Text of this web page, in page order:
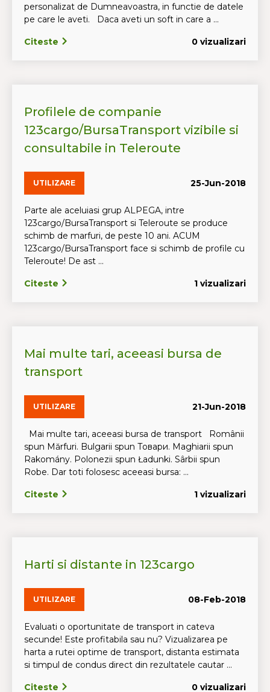
personalizat de Dumneavoastra, in functie de datele
pe care le aveti. Daca aveti un soft in care a ...
Citeste 0 vizualizari
Profilele de companie
123cargo/BursaTransport vizibile si
consultabile in Teleroute
UTILIZARE 25-Jun-2018
Parte ale aceluiasi grup ALPEGA, intre
123cargo/BursaTransport si Teleroute se produce
schimb de marfuri, de peste 10 ani. ACUM
123cargo/BursaTransport face si schimb de profile cu
Teleroute! De ast ...
Citeste 1 vizualizari
Mai multe tari, aceeasi bursa de
transport
UTILIZARE 21-Jun-2018
Mai multe tari, aceeasi bursa de transport Românii
spun Mărfuri. Bulgarii spun Tовари. Maghiarii spun
Rakomány. Polonezii spun Ładunki. Sârbii spun
Robe. Dar toti folosesc aceeasi bursa: ...
Citeste 1 vizualizari
Harti si distante in 123cargo
UTILIZARE 08-Feb-2018
Evaluati o oportunitate de transport in cateva
secunde! Este profitabila sau nu? Vizualizarea pe
harta a rutei optime de transport, distanta estimata
si timpul de condus direct din rezultatele cautar ...
Citeste 0 vizualizari